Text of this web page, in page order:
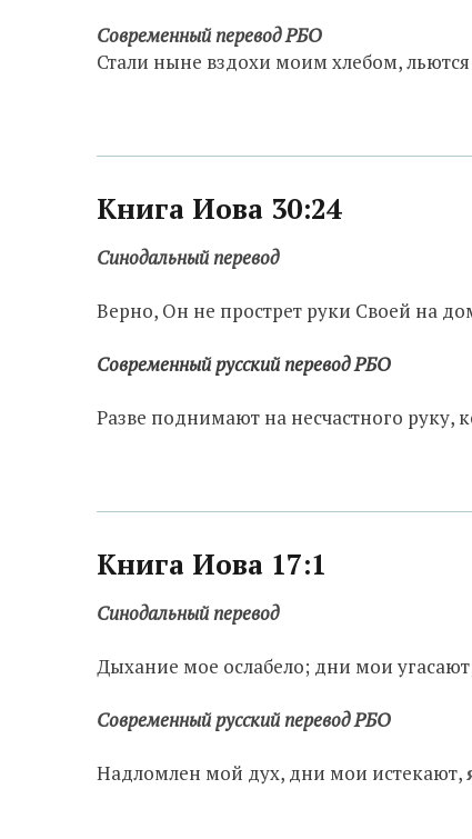
Современный перевод РБО
Стали ныне вздохи моим хлебом,
Книга Иова 30:24
Синодальный перевод
Верно, Он не прострет руки Своей на
Современный русский перевод РБО
Разве поднимают на несчастного руку,
Книга Иова 17:1
Синодальный перевод
Дыхание мое ослабело; дни мои
Современный русский перевод РБО
Надломлен мой дух, дни мои истекают,